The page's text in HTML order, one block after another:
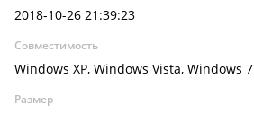
2018-10-26 21:39:23
Совместимость
Windows XP, Windows Vista, Windows 7
Размер